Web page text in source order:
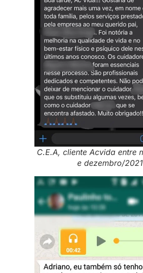
C.E.A, cliente Acvida entre
e dezembro/2021